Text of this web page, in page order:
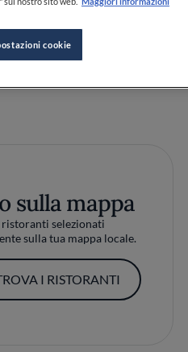
sulla mappa
ristoranti selezionati
sulla tua mappa locale.
I RISTORANTI
cookie